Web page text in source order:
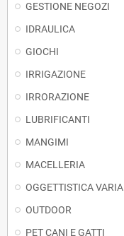
GESTIONE NEGOZI
IDRAULICA
GIOCHI
IRRIGAZIONE
IRRORAZIONE
LUBRIFICANTI
MANGIMI
MACELLERIA
OGGETTISTICA VARIA
OUTDOOR
PET CANI E GATTI